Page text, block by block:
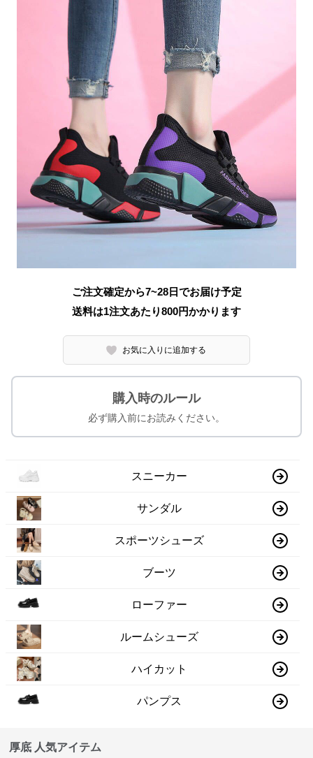
ご注文確定から7~28日でお届け予定
送料は1注文あたり800円かかります
お気に入りに追加する
購入時のルール
必ず購入前にお読みください。
スニーカー
サンダル
スポーツシューズ
ブーツ
ローファー
ルームシューズ
ハイカット
パンプス
厚底 人気アイテム